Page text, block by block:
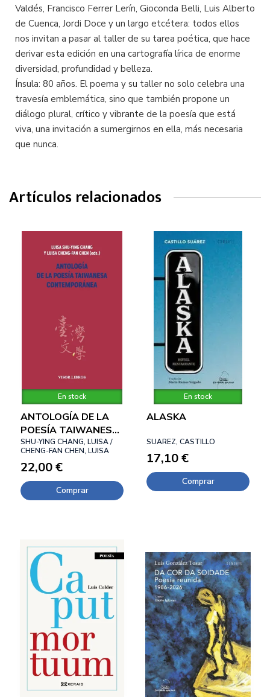
Valdés, Francisco Ferrer Lerín, Gioconda Belli, Luis Alberto
de Cuenca, Jordi Doce y un largo etcétera: todos ellos
nos invitan a pasar al taller de su tarea poética, que hace
derivar esta edición en una cartografía lírica de enorme
diversidad, profundidad y belleza.
Ínsula: 80 años. El poema y su taller no solo celebra una
travesía emblemática, sino que también propone un
diálogo plural, crítico y vibrante de la poesía que está
viva, una invitación a sumergirnos en ella, más necesaria
que nunca.
Artículos relacionados
En stock
ANTOLOGÍA DE LA
POESÍA TAIWANESA
CONTEMPORÁNEA
SHU-YING CHANG, LUISA /
CHENG-FAN CHEN, LUISA
22,00 €
Comprar
En stock
ALASKA
SUAREZ, CASTILLO
17,10 €
Comprar